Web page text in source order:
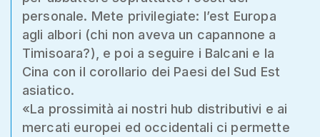
personale. Mete privilegiate: l’est Europa
agli albori (chi non aveva un capannone a
Timisoara?), e poi a seguire i Balcani e la
Cina con il corollario dei Paesi del Sud Est
asiatico.
«La prossimità ai nostri hub distributivi e ai
mercati europei ed occidentali ci permette